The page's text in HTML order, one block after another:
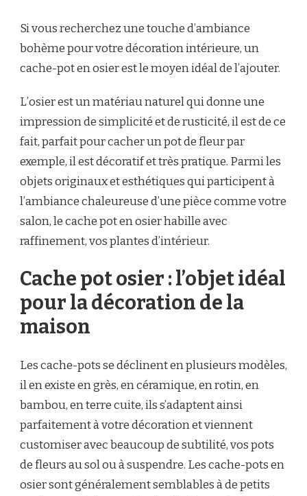
Si vous recherchez une touche d’ambiance
bohème pour votre décoration intérieure, un
cache-pot en osier est le moyen idéal de l’ajouter.
L’osier est un matériau naturel qui donne une
impression de simplicité et de rusticité, il est de ce
fait, parfait pour cacher un pot de fleur par
exemple, il est décoratif et très pratique. Parmi les
objets originaux et esthétiques qui participent à
l’ambiance chaleureuse d’une pièce comme votre
salon, le cache pot en osier habille avec
raffinement, vos plantes d’intérieur.
Cache pot osier : l’objet idéal
pour la décoration de la
maison
Les cache-pots se déclinent en plusieurs modèles,
il en existe en grès, en céramique, en rotin, en
bambou, en terre cuite, ils s’adaptent ainsi
parfaitement à votre décoration et viennent
customiser avec beaucoup de subtilité, vos pots
de fleurs au sol ou à suspendre. Les cache-pots en
osier sont généralement semblables à de petits